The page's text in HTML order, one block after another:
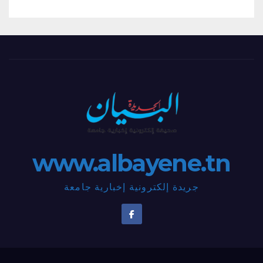
www.albayene.tn
جريدة إلكترونية إخبارية جامعة